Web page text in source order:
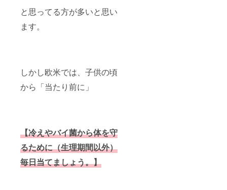
と思ってる方が多いと思い
ます。
しかし欧米では、子供の頃
から「当たり前に」
【冷えやバイ菌から体を守
るために（生理期間以外）
毎日当てましょう。】